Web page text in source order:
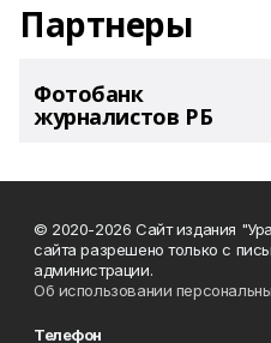
Партнеры
Фотобанк
журналистов РБ
© 2020-2026 Сайт издания
сайта разрешено только с
администрации.
Об использовании
Телефон